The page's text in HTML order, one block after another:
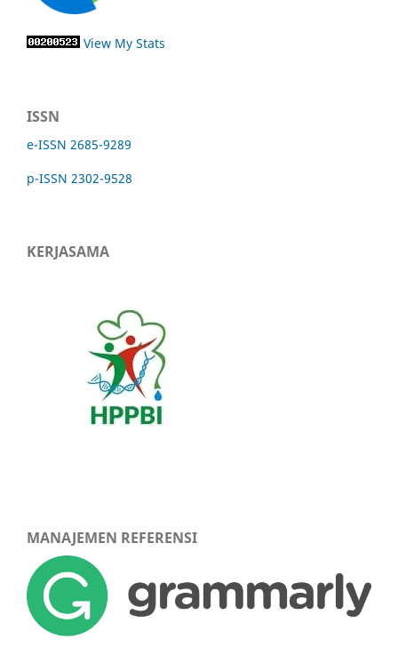
View My Stats
ISSN
e-ISSN 2685-9289
p-ISSN 2302-9528
KERJASAMA
MANAJEMEN REFERENSI